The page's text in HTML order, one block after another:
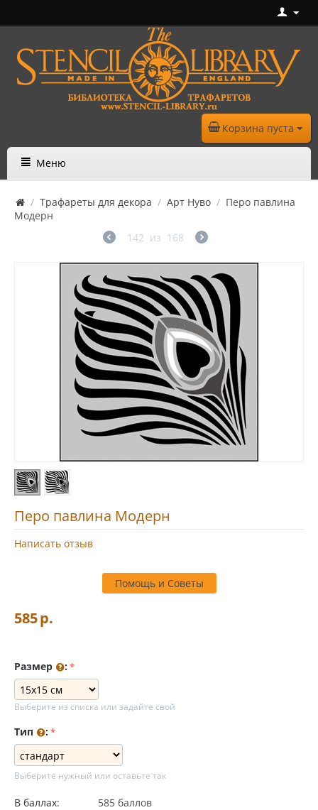
Корзина пуста
Меню
/ Трафареты для декора / Арт Нуво / Перо павлина
Модерн
142 из 168
Перо павлина Модерн
Написать отзыв
Помощь и Советы
585р.
Размер :
Выберите из списка или задайте свой
Тип :
Выберите нужный или оставьте так
В баллах:
585 баллов